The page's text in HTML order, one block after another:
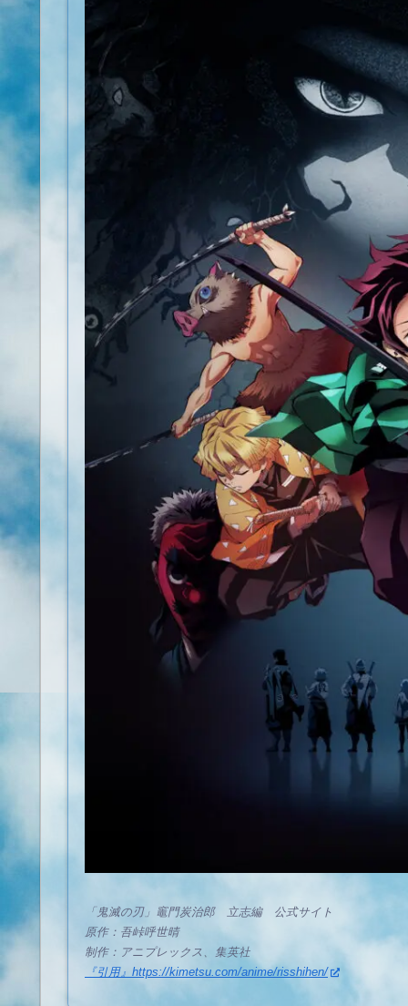
「鬼滅の刃」竈門炭治郎 立志編 公式サイト
原作：吾峠呼世晴
制作：アニプレックス、集英社
『引用』https://kimetsu.com/anime/risshihen/